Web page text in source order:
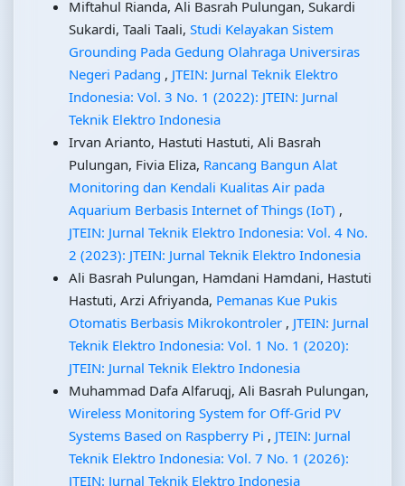
Miftahul Rianda, Ali Basrah Pulungan, Sukardi
Sukardi, Taali Taali, Studi Kelayakan Sistem
Grounding Pada Gedung Olahraga Universiras
Negeri Padang , JTEIN: Jurnal Teknik Elektro
Indonesia: Vol. 3 No. 1 (2022): JTEIN: Jurnal
Teknik Elektro Indonesia
Irvan Arianto, Hastuti Hastuti, Ali Basrah
Pulungan, Fivia Eliza, Rancang Bangun Alat
Monitoring dan Kendali Kualitas Air pada
Aquarium Berbasis Internet of Things (IoT) ,
JTEIN: Jurnal Teknik Elektro Indonesia: Vol. 4 No.
2 (2023): JTEIN: Jurnal Teknik Elektro Indonesia
Ali Basrah Pulungan, Hamdani Hamdani, Hastuti
Hastuti, Arzi Afriyanda, Pemanas Kue Pukis
Otomatis Berbasis Mikrokontroler , JTEIN: Jurnal
Teknik Elektro Indonesia: Vol. 1 No. 1 (2020):
JTEIN: Jurnal Teknik Elektro Indonesia
Muhammad Dafa Alfaruqj, Ali Basrah Pulungan,
Wireless Monitoring System for Off-Grid PV
Systems Based on Raspberry Pi , JTEIN: Jurnal
Teknik Elektro Indonesia: Vol. 7 No. 1 (2026):
JTEIN: Jurnal Teknik Elektro Indonesia